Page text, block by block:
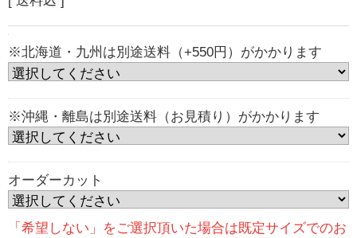
※北海道・九州は別途送料（+550円）がかかります
※沖縄・離島は別途送料（お見積り）がかかります
オーダーカット
「希望しない」をご選択頂いた場合は既定サイズでのお